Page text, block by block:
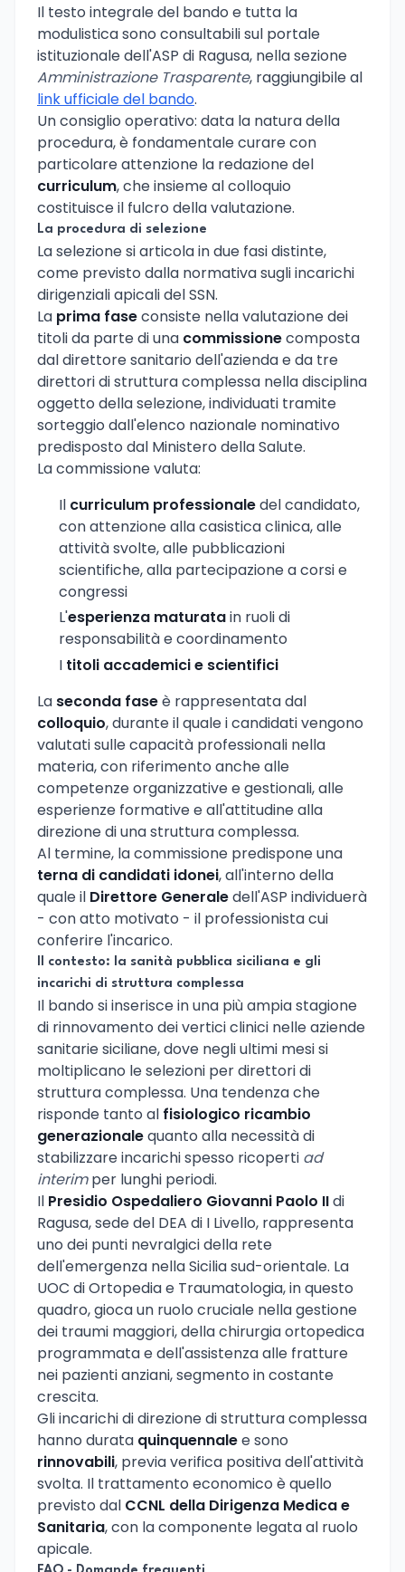
Il testo integrale del bando e tutta la
modulistica sono consultabili sul portale
istituzionale dell'ASP di Ragusa, nella sezione
Amministrazione Trasparente, raggiungibile al
link ufficiale del bando.
Un consiglio operativo: data la natura della
procedura, è fondamentale curare con
particolare attenzione la redazione del
curriculum, che insieme al colloquio
costituisce il fulcro della valutazione.
La procedura di selezione
La selezione si articola in due fasi distinte,
come previsto dalla normativa sugli incarichi
dirigenziali apicali del SSN.
La prima faseconsiste nella valutazione dei
titoli da parte di una commissionecomposta
dal direttore sanitario dell'azienda e da tre
direttori di struttura complessa nella disciplina
oggetto della selezione, individuati tramite
sorteggio dall'elenco nazionale nominativo
predisposto dal Ministero della Salute.
La commissione valuta:
Il curriculum professionaledel candidato,
con attenzione alla casistica clinica, alle
attività svolte, alle pubblicazioni
scientifiche, alla partecipazione a corsi e
congressi
L'esperienza maturatain ruoli di
responsabilità e coordinamento
I titoli accademici e scientifici
La seconda faseè rappresentata dal
colloquio, durante il quale i candidati vengono
valutati sulle capacità professionali nella
materia, con riferimento anche alle
competenze organizzative e gestionali, alle
esperienze formative e all'attitudine alla
direzione di una struttura complessa.
Al termine, la commissione predispone una
terna di candidati idonei, all'interno della
quale il Direttore Generaledell'ASP individuerà
- con atto motivato - il professionista cui
conferire l'incarico.
Il contesto: la sanità pubblica siciliana e gli
incarichi di struttura complessa
Il bando si inserisce in una più ampia stagione
di rinnovamento dei vertici clinici nelle aziende
sanitarie siciliane, dove negli ultimi mesi si
moltiplicano le selezioni per direttori di
struttura complessa. Una tendenza che
risponde tanto al fisiologico ricambio
generazionalequanto alla necessità di
stabilizzare incarichi spesso ricoperti ad
interimper lunghi periodi.
Il Presidio Ospedaliero Giovanni Paolo IIdi
Ragusa, sede del DEA di I Livello, rappresenta
uno dei punti nevralgici della rete
dell'emergenza nella Sicilia sud-orientale. La
UOC di Ortopedia e Traumatologia, in questo
quadro, gioca un ruolo cruciale nella gestione
dei traumi maggiori, della chirurgia ortopedica
programmata e dell'assistenza alle fratture
nei pazienti anziani, segmento in costante
crescita.
Gli incarichi di direzione di struttura complessa
hanno durata quinquennalee sono
rinnovabili, previa verifica positiva dell'attività
svolta. Il trattamento economico è quello
previsto dal CCNL della Dirigenza Medica e
Sanitaria, con la componente legata al ruolo
apicale.